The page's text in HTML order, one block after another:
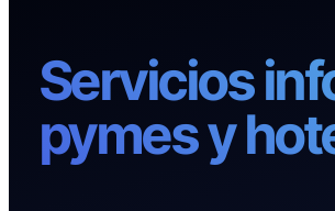
Servicios
pymes y